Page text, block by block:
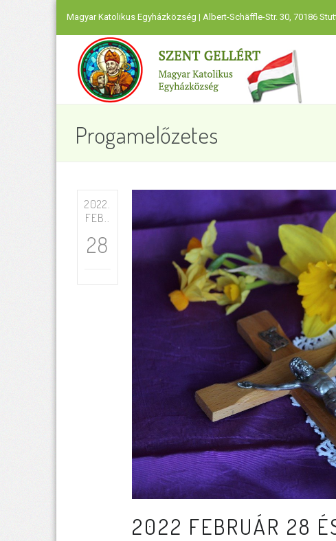
Magyar Katolikus Egyházközség | Albert-Schäffle-Str. 30, 70186
Progamelőzetes
2022.
FEB..
28
2022 FEBRUÁR 28